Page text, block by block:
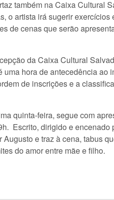
também na Caixa Cultural
o artista irá sugerir exercícios
de cenas que serão
da Caixa Cultural
uma hora de antecedência ao
de inscrições e a
quinta-feira, segue com
Escrito, dirigido e encenado
Augusto e traz à cena, tabus
do amor entre mãe e filho.